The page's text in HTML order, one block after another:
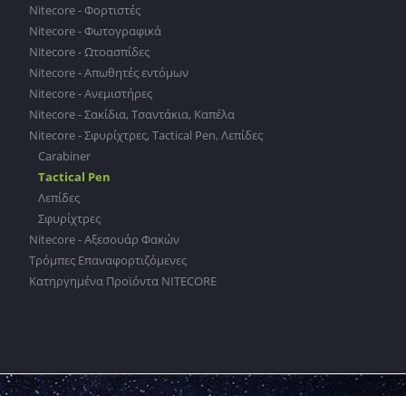
Nitecore - Φορτιστές
Nitecore - Φωτογραφικά
Nitecore - Ωτοασπίδες
Nitecore - Απωθητές εντόμων
Nitecore - Ανεμιστήρες
Nitecore - Σακίδια, Τσαντάκια, Καπέλα
Nitecore - Σφυρίχτρες, Tactical Pen, Λεπίδες
Carabiner
Tactical Pen
Λεπίδες
Σφυρίχτρες
Nitecore - Αξεσουάρ Φακών
Τρόμπες Επαναφορτιζόμενες
Κατηργημένα Προϊόντα NITECORE